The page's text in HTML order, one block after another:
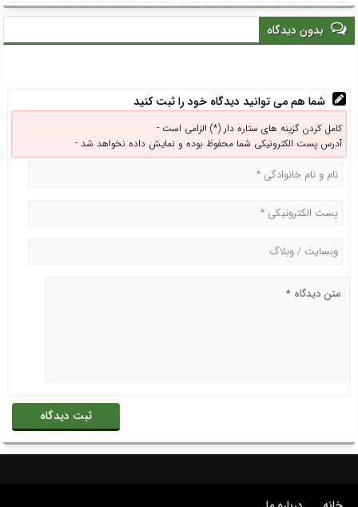
بدون دیدگاه
شما هم می توانید دیدگاه خود را ثبت کنید
کامل کردن گزینه های ستاره دار (*) الزامی است -
آدرس پست الکترونیکی شما محفوظ بوده و نمایش داده نخواهد شد -